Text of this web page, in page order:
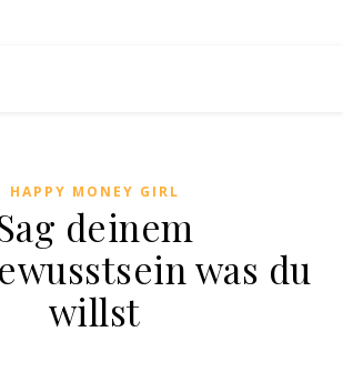
HAPPY MONEY GIRL
deinem
was du
willst